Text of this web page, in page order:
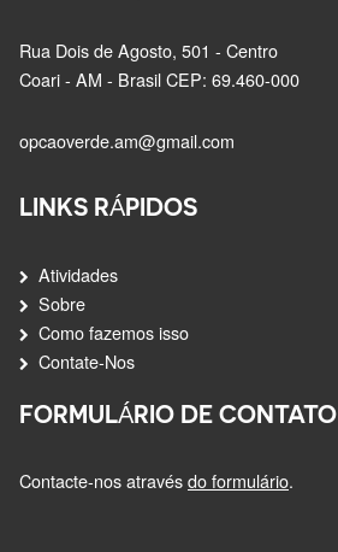
Rua Dois de Agosto, 501 - Centro
Coari - AM - Brasil CEP: 69.460-000
opcaoverde.am@gmail.com
LINKS RÁPIDOS
Atividades
Sobre
Como fazemos isso
Contate-Nos
FORMULÁRIO DE CONTATO
Contacte-nos atravésdo formulário.